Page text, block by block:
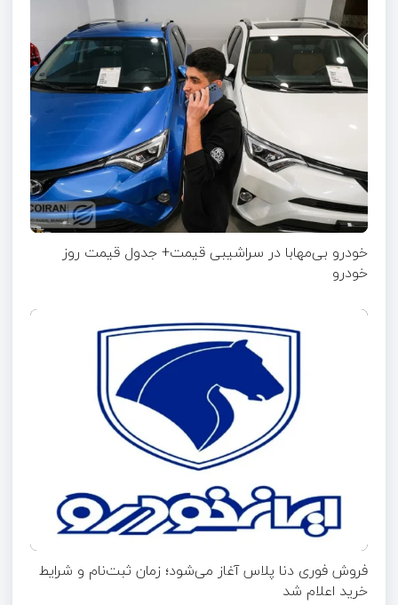
خودرو بی‌مهابا در سراشیبی قیمت+ جدول قیمت روز
خودرو
فروش فوری دنا پلاس آغاز می‌شود؛ زمان ثبت‌نام و شرایط
خرید اعلام شد